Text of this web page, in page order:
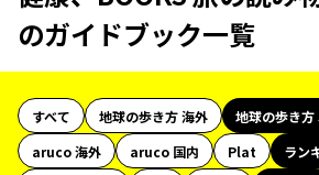
のガイドブック一覧
すべて 地球の歩き方 海外
地球の歩き方
aruco 海外
aruco 国内 Plat
ラン